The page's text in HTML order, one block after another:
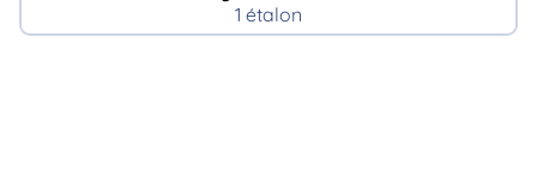
1 étalon